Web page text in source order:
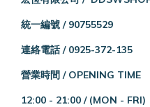
統一編號 / 90755529
連絡電話 / 0925-372-135
營業時間 / OPENING TIME
12:00 - 21:00 / (MON - FRI)